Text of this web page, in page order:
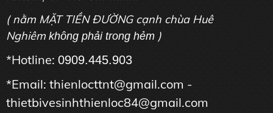
( nằm MẶT TIỀN ĐƯỜNG cạnh chùa Huê
Nghiêm không phải trong hẻm )
*Hotline: 0909.445.903
*Email: thienlocttnt@gmail.com -
thietbivesinhthienloc84@gmail.com